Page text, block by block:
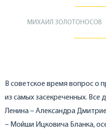
МИХАИЛ ЗОЛОТОНОСОВ
В советское время вопрос о
из самых засекреченных.
Ленина – Александра
– Мойши Ицковича Бланка,